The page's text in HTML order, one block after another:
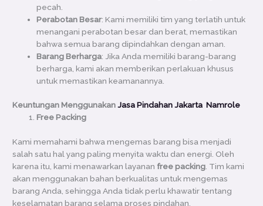
pecah.
Perabotan Besar: Kami memiliki tim yang terlatih untuk
menangani perabotan besar dan berat, memastikan
bahwa semua barang dipindahkan dengan aman.
Barang Berharga: Jika Anda memiliki barang-barang
berharga, kami akan memberikan perlakuan khusus
untuk memastikan keamanannya.
Keuntungan MenggunakanJasa Pindahan Jakarta Namrole
Free Packing
Kami memahami bahwa mengemas barang bisa menjadi
salah satu hal yang paling menyita waktu dan energi. Oleh
karena itu, kami menawarkan layanan free packing . Tim kami
akan menggunakan bahan berkualitas untuk mengemas
barang Anda, sehingga Anda tidak perlu khawatir tentang
keselamatan barang selama proses pindahan.